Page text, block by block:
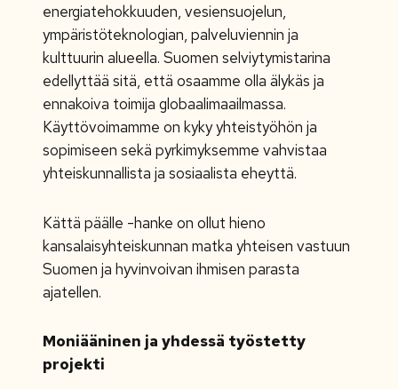
energiatehokkuuden, vesiensuojelun,
ympäristöteknologian, palveluviennin ja
kulttuurin alueella. Suomen selviytymistarina
edellyttää sitä, että osaamme olla älykäs ja
ennakoiva toimija globaalimaailmassa.
Käyttövoimamme on kyky yhteistyöhön ja
sopimiseen sekä pyrkimyksemme vahvistaa
yhteiskunnallista ja sosiaalista eheyttä.
Kättä päälle -hanke on ollut hieno
kansalaisyhteiskunnan matka yhteisen vastuun
Suomen ja hyvinvoivan ihmisen parasta
ajatellen.
Moniääninen ja yhdessä työstetty
projekti